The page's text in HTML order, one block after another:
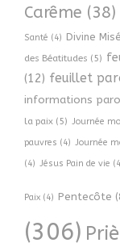
Carême (38)
Santé (4) Divine
des Béatitudes (5)
(12) feuillet
informations
la paix (5) Journée
pauvres (4) Journée
(4) Jésus Pain de vie
Paix (4) Pentecôte
(306)